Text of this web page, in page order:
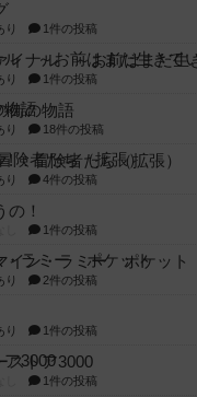
り 1件の投稿
イナル ～お前はまだ生
り 1件の投稿
街の物語
り 18件の投稿
! ：冒険者たち（拡張）
り 4件の投稿
の！
1件の投稿
イン・ラミー ポケット
り 2件の投稿
り 1件の投稿
ストア3000
1件の投稿